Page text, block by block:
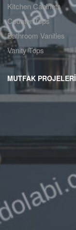
Kitchen Cabinets
Counter Tops
Bathroom Vanities
Vanity Tops
MUTFAK PROJELERİ